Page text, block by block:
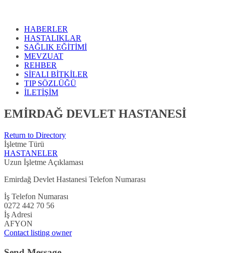
HABERLER
HASTALIKLAR
SAĞLIK EĞİTİMİ
MEVZUAT
REHBER
SİFALI BİTKİLER
TIP SÖZLÜĞÜ
İLETİŞİM
EMİRDAĞ DEVLET HASTANESİ
Return to Directory
İşletme Türü
HASTANELER
Uzun İşletme Açıklaması
Emirdağ Devlet Hastanesi Telefon Numarası
İş Telefon Numarası
0272 442 70 56
İş Adresi
AFYON
Contact listing owner